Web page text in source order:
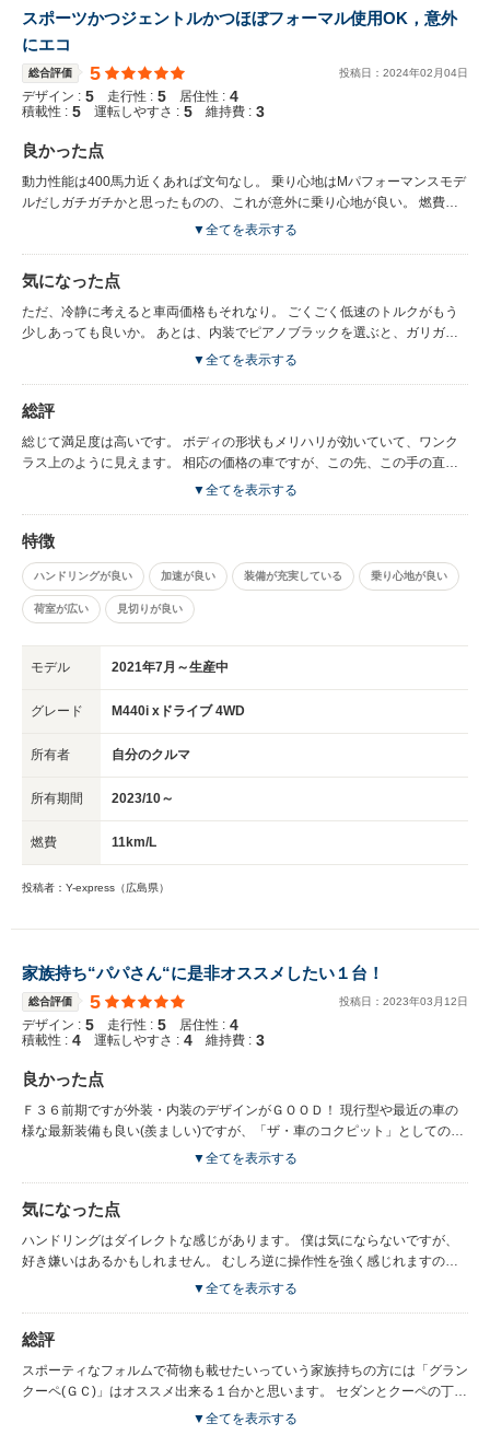
スポーツかつジェントルかつほぼフォーマル使用OK，意外
にエコ
総合評価 5 投稿日： 2024年02 月04日
デザイン : 5 走行性 : 5 居住性 : 4
積載性 : 5 運転しやすさ : 5 維持費 : 3
良かった点
動力性能は400馬力近くあれば文句なし。 乗り心地はMパフォーマンスモデ
ルだしガチガチかと思ったものの、これが意外に乗り心地が良い。 燃費も
このクラスにしては想像以上に良い。高速を流れに乗って走って15km/Lぐ
ィブのヘッドライトはかなり良いです。 車両間隔も掴みやすいです。 トラ
ンクは広いです。キャディバッグは３つは楽勝、積み方次第で４つ積むこと
ができます。M550iでもなく、M340iでもなく、M440iにした大きな決め手
▼全てを表示する
気になった点
ただ、冷静に考えると車両価格もそれなり。 ごくごく低速のトルクがもう
少しあっても良いか。 あとは、内装でピアノブラックを選ぶと、ガリガリ
も明らかに暗い。 FRの直６エンジン、フロントミッドシップのレイアウト
のため、同クラスの車と比較して、若干ですが後席の足元狭めです（ほんの
若干です）。
▼全てを表示する
総評
総じて満足度は高いです。 ボディの形状もメリハリが効いていて、ワンク
ラス上のように見えます。 相応の価格の車ですが、この先、この手の直列
６気筒エンジンもどんどん減ってくるのかもと思い、思い切って購入に踏み
▼全てを表示する
特徴
ハンドリングが良い 加速が良い 装備が充実している 乗り心地が良い
荷室が広い 見切りが良い
モデル 2021年7月～生産中
グレード M440i xドライブ 4WD
所有者 自分のクルマ
所有期間 2023/10～
燃費 11km/L
投稿者：Y-express（広島県）
家族持ち“パパさん“に是非オススメしたい１台！
総合評価 5 投稿日： 2023年03 月 12日
デザイン : 5 走行性 : 5 居住性 : 4
積載性 : 4 運転しやすさ : 4 維持費 : 3
良かった点
Ｆ３６前期ですが外装・内装のデザインがＧＯＯＤ！ 現行型や最近の車の
様な最新装備も良い(羨ましい)ですが、「ザ・車のコクピット」としてのク
オリティは個人的に満足！ メーター周り・ハンドル周りがデジタル感より
る歓び”ってこういう事か」ときっと感じます（笑） 自分しか乗らないって
いうのであれば、MシリーズのＭＴを選んでるかもしれませんが^^；
▼全てを表示する
気になった点
ハンドリングはダイレクトな感じがあります。 僕は気にならないですが、
好き嫌いはあるかもしれません。 むしろ逆に操作性を強く感じれますの
で、運転していて楽しいです♪ が、全高は低いので乗り降りは少し大変かも
▼全てを表示する
総評
スポーティなフォルムで荷物も載せたいっていう家族持ちの方には「グラン
クーペ(ＧＣ)」はオススメ出来る１台かと思います。 セダンとクーペの丁度
イイとこ取りのワガママが叶います（笑） でも実際に、比較するとホント
▼全てを表示する